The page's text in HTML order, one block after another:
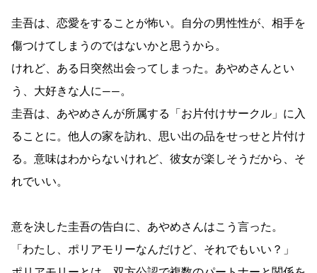
圭吾は、恋愛をすることが怖い。自分の男性性が、相手を
傷つけてしまうのではないかと思うから。
けれど、ある日突然出会ってしまった。あやめさんとい
う、大好きな人に――。
圭吾は、あやめさんが所属する「お片付けサークル」に入
ることに。他人の家を訪れ、思い出の品をせっせと片付け
る。意味はわからないけれど、彼女が楽しそうだから、そ
れでいい。
意を決した圭吾の告白に、あやめさんはこう言った。
「わたし、ポリアモリーなんだけど、それでもいい？」